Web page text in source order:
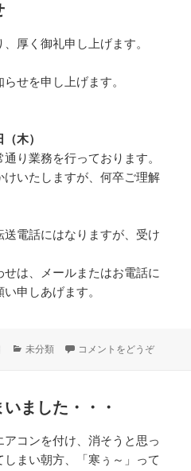
厚く御礼申し上げます。
せを申し上げます。
木）
り業務を行っております。
いたしますが、何卒ご理解
電話にはなりますが、受け
は、メールまたはお電話に
申しあげます。
カ
ー
未分類 コメントをどうぞ
ました・・・
コンを付け、消そうと思っ
まい朝方、「寒ぅ～」って